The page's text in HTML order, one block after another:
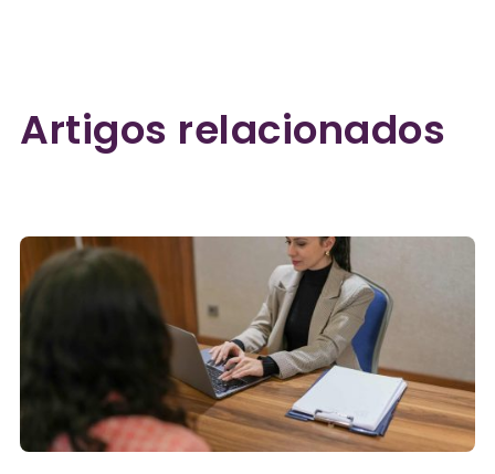
Artigos relacionados